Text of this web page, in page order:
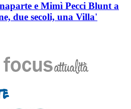
e Mimì Pecci Blunt a
due secoli, una Villa'